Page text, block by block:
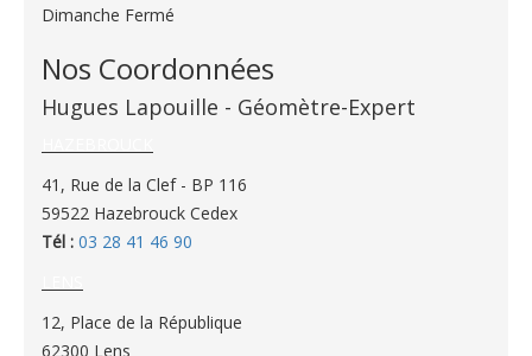
Dimanche Fermé
Nos Coordonnées
Hugues Lapouille - Géomètre-Expert
41, Rue de la Clef - BP 116
59522 Hazebrouck Cedex
Tél : 03 28 41 46 90
12, Place de la République
62300 Lens